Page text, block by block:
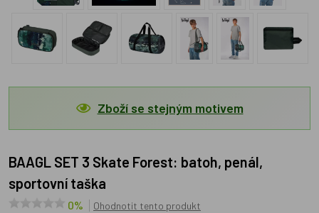
Zboží se stejným motivem
BAAGL SET 3 Skate Forest: batoh, penál,
sportovní taška
0% Ohodnotit tento produkt